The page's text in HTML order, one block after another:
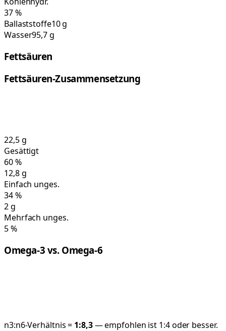
37%
Ballaststoffe10 g
Wasser95,7 g
Fettsäuren
Fettsäuren-Zusammensetzung
22,5g
Gesättigt
60%
12,8g
Einfach unges.
34%
2g
Mehrfach unges.
5%
Omega-3 vs. Omega-6
n3:n6-Verhältnis = 1:8,3— empfohlen ist 1:4 oder besser.